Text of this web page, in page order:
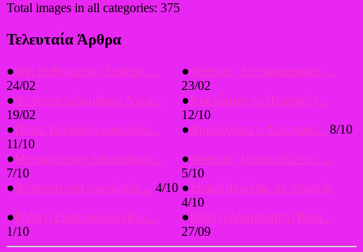
Total images in all categories: 375
Τελευταία Άρθρα
●66η Ανθοκομική Έκθεση ...
24/02
●Φύτευση Αυτοκρατορικής...
23/02
●Φύτευση ριζωμάτων Aνεμ...
19/02
●Κυκλάμινο το Περσικό (...
12/10
●Πέντε βολβώδη λουλούδι...
11/10
●Φριτιλλάρια η Αυτοκρατ... 8/10
●Μεταφύτευση λουλουδιών...
7/10
●Φύτευση λουλουδιών σε ...
5/10
●Φύτευση στα γυμνόριζα ... 4/10 ●Σπορά βιολέτας σε σπορείο
4/10
●Ρόδη η Εκατόφυλλη (Ros...
1/10
●Ρόδη η Δαμασκηνή (Rosa...
27/09